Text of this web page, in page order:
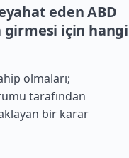
eden ABD
girmesi için hangi
olmaları;
tarafından
bir karar